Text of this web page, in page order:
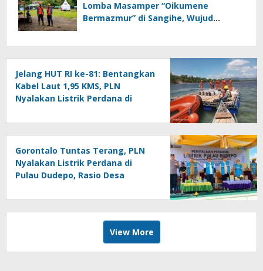
Lomba Masamper “Oikumene
Bermazmur” di Sangihe, Wujud
Jelang HUT RI ke-81: Bentangkan
Kabel Laut 1,95 KMS, PLN
Nyalakan Listrik Perdana di
100 Persen Rasio Desa Berlistrik
Provinsi Gorontalo
Gorontalo Tuntas Terang, PLN
Nyalakan Listrik Perdana di
Pulau Dudepo, Rasio Desa
Capai 100 Persen
View More